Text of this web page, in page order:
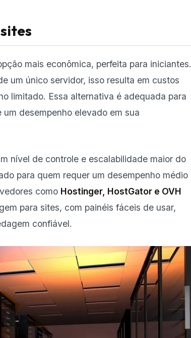
mais econômica, perfeita para iniciantes.
um único servidor, isso resulta em custos
limitado. Essa alternativa é adequada para
desempenho elevado em sua
nível de controle e escalabilidade maior do
para quem requer um desempenho médio
como Hostinger, HostGator e OVH
para sites, com painéis fáceis de usar,
confiável.